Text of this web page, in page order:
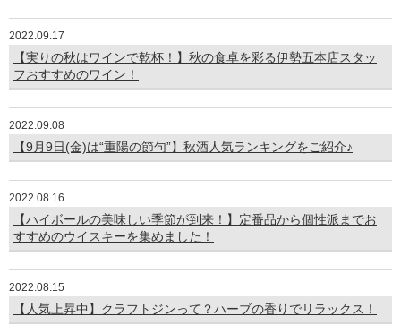
2022.09.17
【実りの秋はワインで乾杯！】秋の食卓を彩る伊勢五本店スタッ
フおすすめのワイン！
2022.09.08
【9月9日(金)は“重陽の節句”】秋酒人気ランキングをご紹介♪
2022.08.16
【ハイボールの美味しい季節が到来！】定番品から個性派までお
すすめのウイスキーを集めました！
2022.08.15
【人気上昇中】クラフトジンって？ハーブの香りでリラックス！